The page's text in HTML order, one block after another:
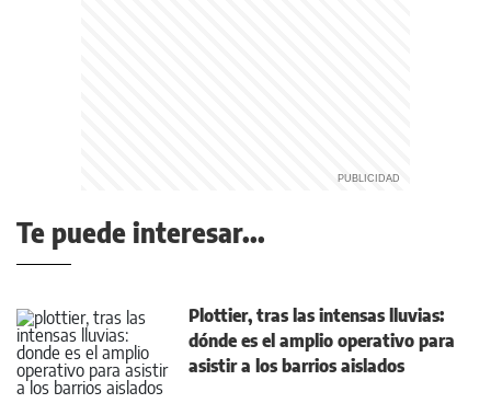
Te puede interesar...
Plottier, tras las intensas lluvias:
dónde es el amplio operativo para
asistir a los barrios aislados